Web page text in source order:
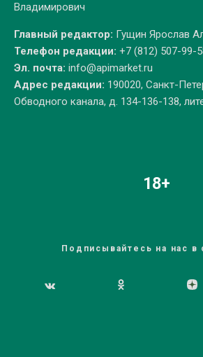
Владимирович
Главный редактор: Гущин Ярослав
Телефон редакции: +7 (812) 507-99-
Эл. почта: info@apimarket.ru
Адрес редакции: 190020, Санкт-
Обводного канала, д. 134-136-138,
18+
Подписывайтесь на нас в